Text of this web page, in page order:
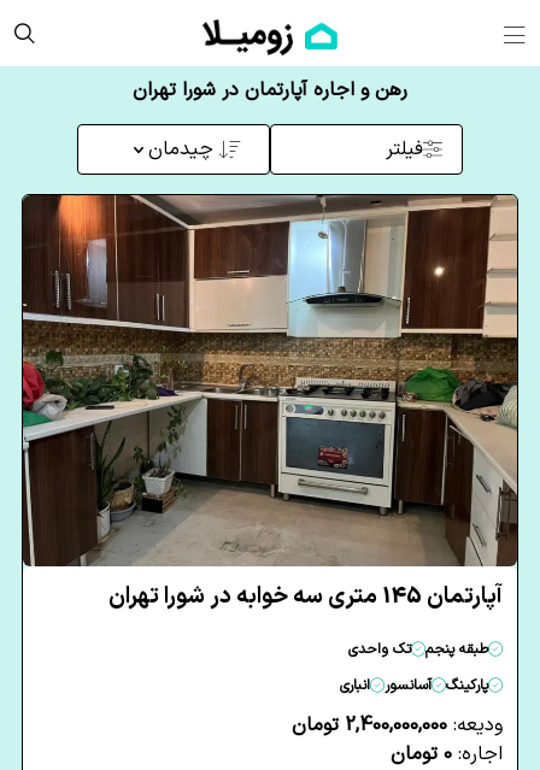
رهن و اجاره آپارتمان در شورا تهران
فیلتر چیدمان
آپارتمان 145 متری سه خوابه در شورا تهران
طبقه پنجم
تک واحدی
پارکینگ
آسانسور انباری
ودیعه: 2,400,000,000 تومان
اجاره: 0 تومان